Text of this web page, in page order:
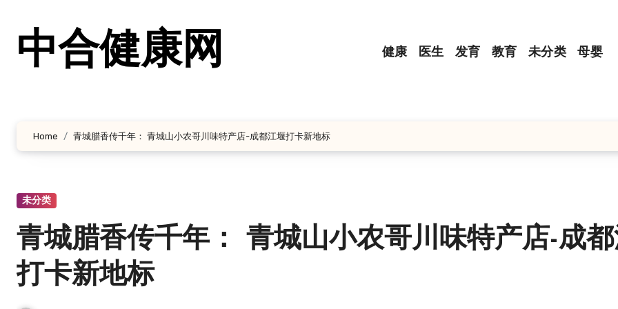
中合健康网 健康 医生 发育 教育 未分类 母婴
Home 青城腊香传千年： 青城山小农哥川味特产店-成都江堰打卡新地标
未分类
青城腊香传千年： 青城山小农哥川味特产店-成
打卡新地标